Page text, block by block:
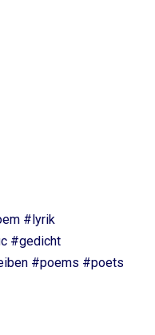
#lyrik
#gedicht
#poems #poets